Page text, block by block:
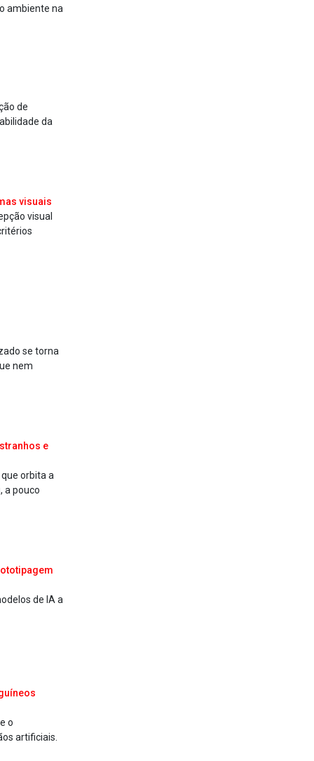
ambiente na
de
da
visuais
visual
se torna
nem
e
orbita a
a pouco
de IA a
o
artificiais.